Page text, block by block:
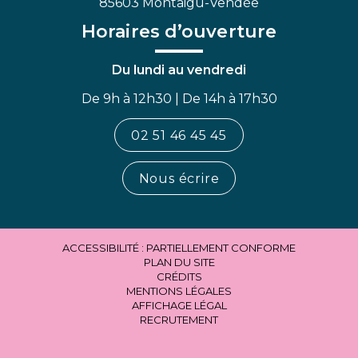
85603 Montaigu-Vendée
Horaires d’ouverture
Du lundi au vendredi
De 9h à 12h30 | De 14h à 17h30
02 51 46 45 45
Nous écrire
ACCESSIBILITÉ : PARTIELLEMENT CONFORME
PLAN DU SITE
CRÉDITS
MENTIONS LÉGALES
AFFICHAGE LÉGAL
RECRUTEMENT